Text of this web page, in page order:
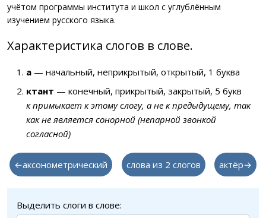
учётом программы института и школ с углублённым
изучением русского языка.
Характеристика слогов в слове.
а — начальный, неприкрытый, открытый, 1 буква
ктант — конечный, прикрытый, закрытый, 5 букв
к примыкает к этому слогу, а не к предыдущему, так
как не является сонорной (непарной звонкой
согласной)
←аксонометрический слова из 2 слогов актёр→
Выделить слоги в слове: